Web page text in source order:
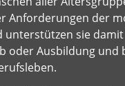
Anforderungen der
unterstützen sie
oder Ausbildung und